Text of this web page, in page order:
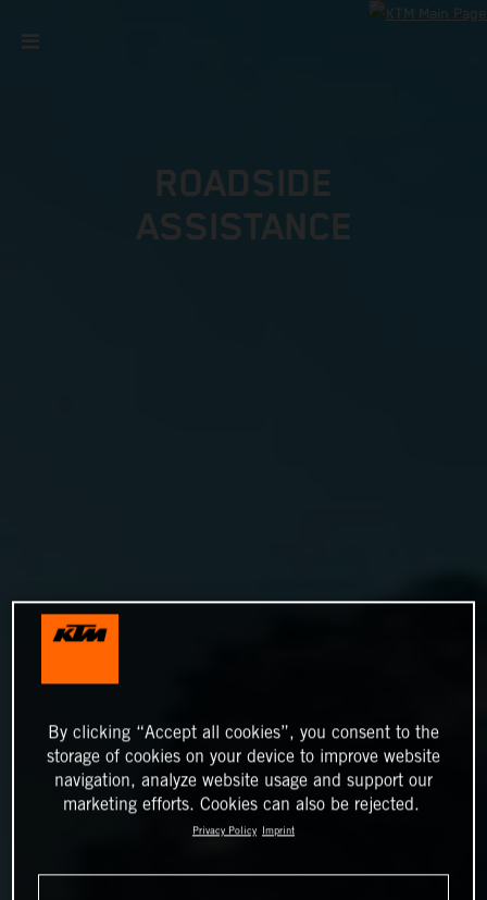
ROADSIDE
ASSISTANCE
By clicking “Accept all cookies”, you consent to the
storage of cookies on your device to improve website
navigation, analyze website usage and support our
marketing efforts. Cookies can also be rejected.
Privacy Policy Imprint